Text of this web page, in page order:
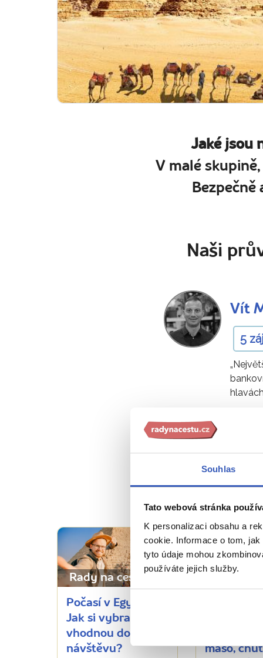
Souhlas
Tato webová stránka
K personalizaci obsahu a
cookie. Informace o tom,
tyto údaje mohou
používáte jejich služby.
Jaké jsou
V malé
Naši
Vít
5
Zajímavosti
Rady na cestu
Počasí v Egyptě:
Jak si vybrat
vhodnou dobu na
návštěvu?
maso,